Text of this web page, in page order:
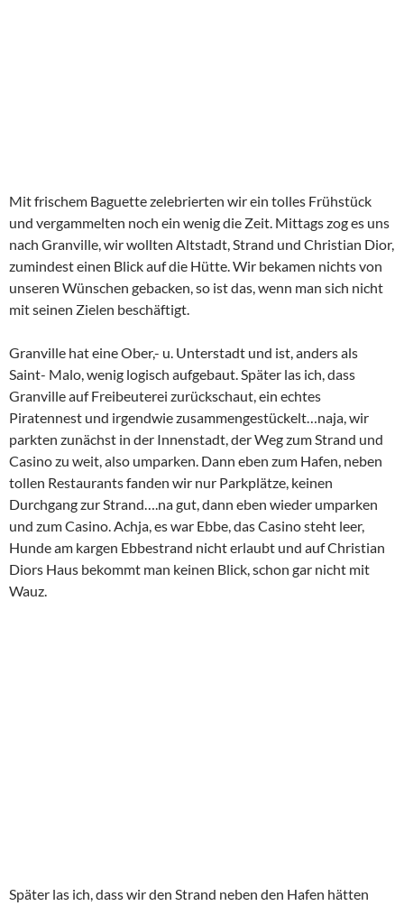
Mit frischem Baguette zelebrierten wir ein tolles Frühstück
und vergammelten noch ein wenig die Zeit. Mittags zog es uns
nach Granville, wir wollten Altstadt, Strand und Christian Dior,
zumindest einen Blick auf die Hütte. Wir bekamen nichts von
unseren Wünschen gebacken, so ist das, wenn man sich nicht
mit seinen Zielen beschäftigt.
Granville hat eine Ober,- u. Unterstadt und ist, anders als
Saint- Malo, wenig logisch aufgebaut. Später las ich, dass
Granville auf Freibeuterei zurückschaut, ein echtes
Piratennest und irgendwie zusammengestückelt…naja, wir
parkten zunächst in der Innenstadt, der Weg zum Strand und
Casino zu weit, also umparken. Dann eben zum Hafen, neben
tollen Restaurants fanden wir nur Parkplätze, keinen
Durchgang zur Strand….na gut, dann eben wieder umparken
und zum Casino. Achja, es war Ebbe, das Casino steht leer,
Hunde am kargen Ebbestrand nicht erlaubt und auf Christian
Diors Haus bekommt man keinen Blick, schon gar nicht mit
Wauz.
Später las ich, dass wir den Strand neben den Hafen hätten